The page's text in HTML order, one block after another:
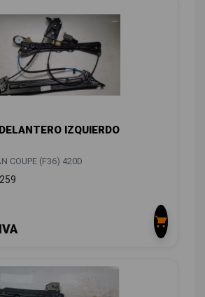
IZQUIERDO
COUPE (F36) 420D